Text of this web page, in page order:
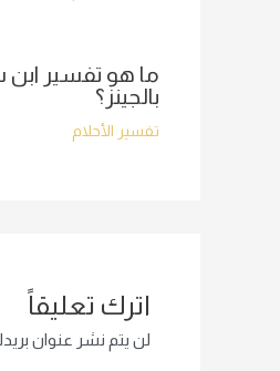
ما هو تفسير ابن
بالجينز؟
تفسير الأحلام
اترك تعليقاً
لن يتم نشر عنوان